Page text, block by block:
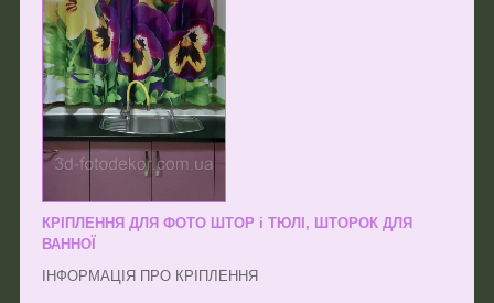
КРІПЛЕННЯ ДЛЯ ФОТО ШТОР і ТЮЛІ, ШТОРОК ДЛЯ
ВАННОЇ
ІНФОРМАЦІЯ ПРО КРІПЛЕННЯ